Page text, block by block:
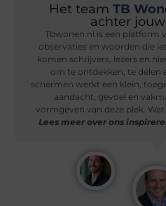
Het team TB
achter
Tbwonen.nl is een platform
observaties en woorden die
komen schrijvers, lezers en
om te ontdekken, te delen
schermen werkt een klein,
aandacht, gevoel en
vormgeven van deze plek.
Lees meer over ons